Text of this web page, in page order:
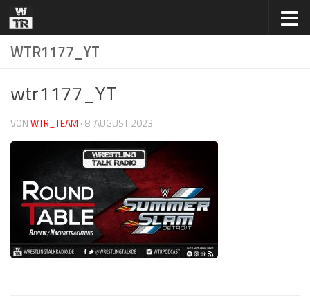
Zum Inhalt springen
WTR1177_YT
wtr1177_YT
VONWTR_TEAM · 8. AUGUST 2023